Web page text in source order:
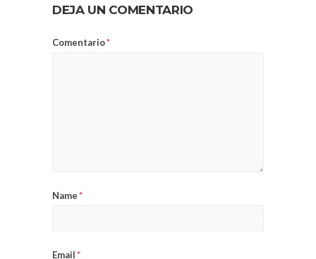
DEJA UN COMENTARIO
Comentario*
Name*
Email*